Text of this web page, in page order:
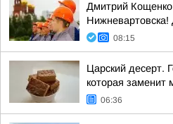
Дмитрий
Нижневартовска!
08:15
Царский десерт.
которая заменит
06:36